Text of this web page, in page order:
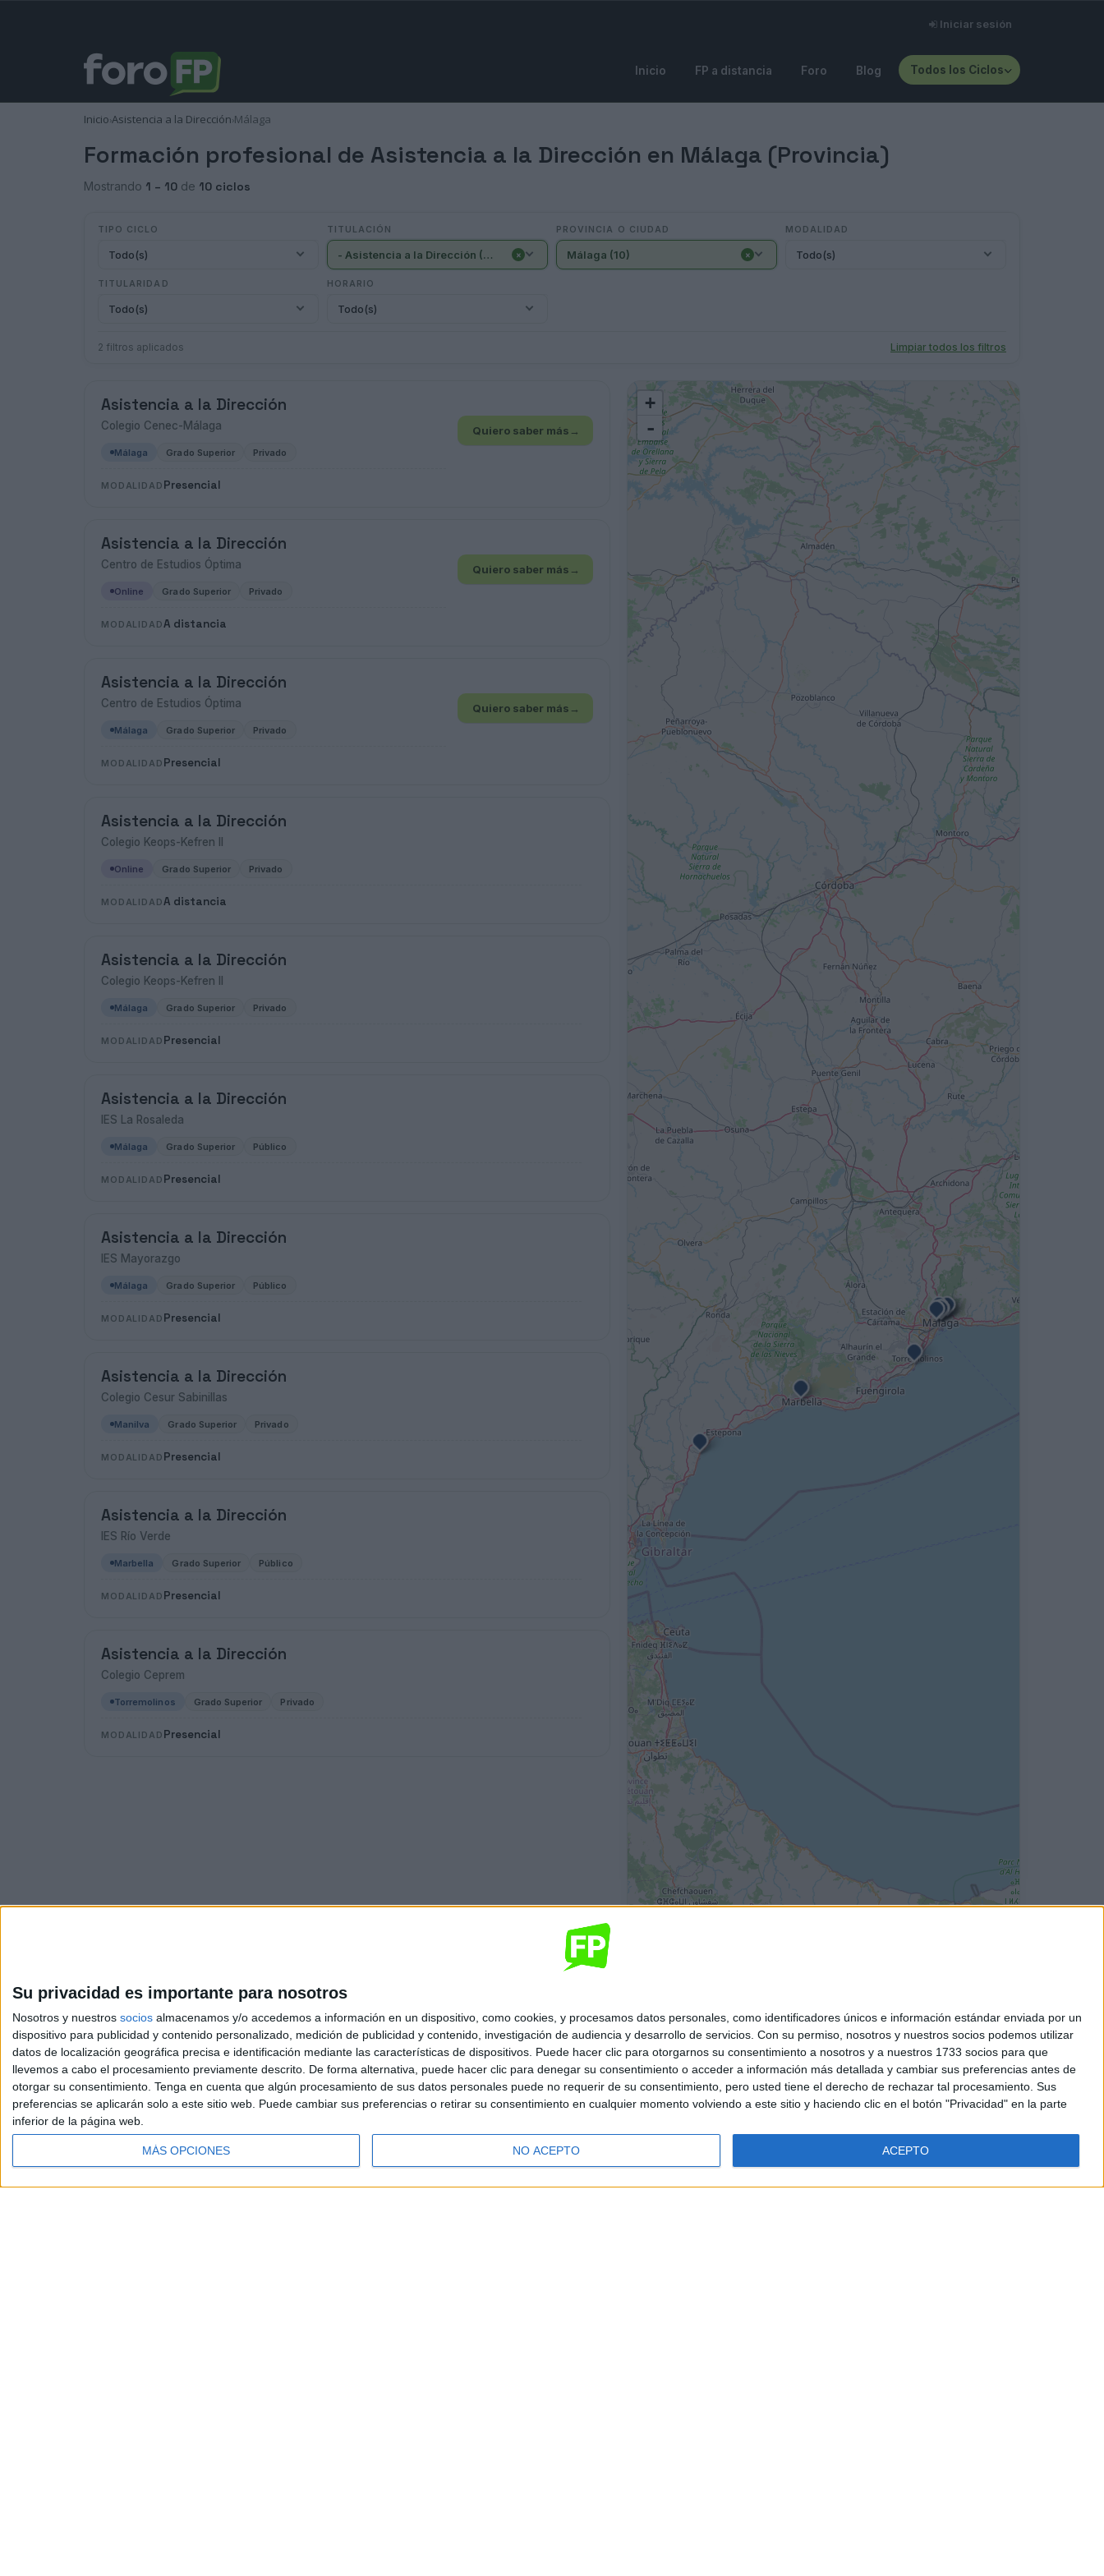
Su privacidad es importante para nosotros
Nosotros y nuestros socios almacenamos y/o accedemos a información en un dispositivo, como cookies, y procesamos datos personales, como identificadores únicos e información estándar enviada por un
dispositivo para publicidad y contenido personalizado, medición de publicidad y contenido, investigación de audiencia y desarrollo de servicios. Con su permiso, nosotros y nuestros socios podemos utilizar
datos de localización geográfica precisa e identificación mediante las características de dispositivos. Puede hacer clic para otorgarnos su consentimiento a nosotros y a nuestros 1733 socios para que
llevemos a cabo el procesamiento previamente descrito. De forma alternativa, puede hacer clic para denegar su consentimiento o acceder a información más detallada y cambiar sus preferencias antes de
otorgar su consentimiento. Tenga en cuenta que algún procesamiento de sus datos personales puede no requerir de su consentimiento, pero usted tiene el derecho de rechazar tal procesamiento. Sus
preferencias se aplicarán solo a este sitio web. Puede cambiar sus preferencias o retirar su consentimiento en cualquier momento volviendo a este sitio y haciendo clic en el botón "Privacidad" en la parte
inferior de la página web.
MÁS OPCIONES NO ACEPTO ACEPTO
Iniciar sesión
Inicio FP a distancia Foro Blog Todos los Ciclos
Inicio›Asistencia a la Dirección›Málaga
Formación profesional de Asistencia a la Dirección en Málaga (Provincia)
Mostrando 1 – 10 de 10 ciclos
TIPO CICLO
Todo(s)
TITULACIÓN
- Asistencia a la Dirección (10) ×
PROVINCIA O CIUDAD
Málaga (10) ×
MODALIDAD
Todo(s)
TITULARIDAD
Todo(s)
HORARIO
Todo(s)
2 filtros aplicados Limpiar todos los filtros
Asistencia a la Dirección
Colegio Cenec-Málaga
Málaga Grado Superior Privado
MODALIDAD Presencial
Quiero saber más →
Asistencia a la Dirección
Centro de Estudios Óptima
Online Grado Superior Privado
MODALIDADA distancia
Quiero saber más →
Asistencia a la Dirección
Centro de Estudios Óptima
Málaga Grado Superior Privado
MODALIDAD Presencial
Quiero saber más →
Asistencia a la Dirección
Colegio Keops-Kefren II
Online Grado Superior Privado
MODALIDADA distancia
Asistencia a la Dirección
Colegio Keops-Kefren II
Málaga Grado Superior Privado
MODALIDAD Presencial
Asistencia a la Dirección
IES La Rosaleda
Málaga Grado Superior Público
MODALIDAD Presencial
Asistencia a la Dirección
IES Mayorazgo
Málaga Grado Superior Público
MODALIDAD Presencial
Asistencia a la Dirección
Colegio Cesur Sabinillas
Manilva Grado Superior Privado
MODALIDAD Presencial
Asistencia a la Dirección
IES Río Verde
Marbella Grado Superior Público
MODALIDAD Presencial
Asistencia a la Dirección
Colegio Ceprem
Torremolinos Grado Superior Privado
MODALIDAD Presencial
+
-